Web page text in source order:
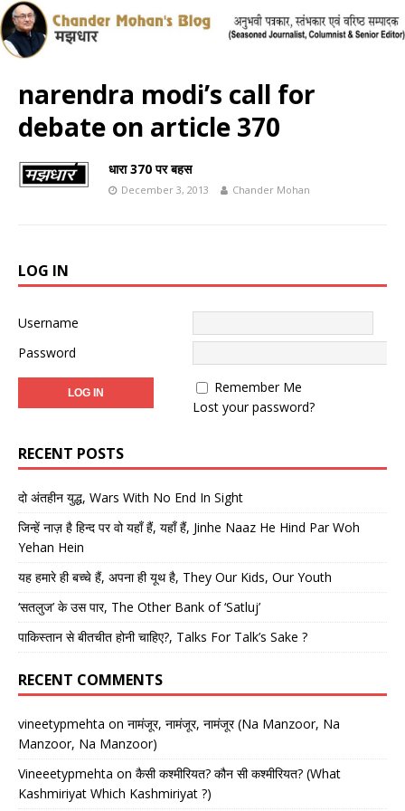
narendra modi’s call for
debate on article 370
धारा 370 पर बहस
December 3, 2013 Chander Mohan
LOG IN
Username
Password
Remember Me
Lost your password?
RECENT POSTS
दो अंतहीन युद्ध, Wars With No End In Sight
जिन्हें नाज़ है हिन्द पर वो यहाँ हैं, यहाँ हैं, Jinhe Naaz He Hind Par Woh
Yehan Hein
यह हमारे ही बच्चे हैं, अपना ही यूथ है, They Our Kids, Our Youth
‘सतलुज’ के उस पार, The Other Bank of ‘Satluj’
पाकिस्तान से बीतचीत होनी चाहिए?, Talks For Talk’s Sake ?
RECENT COMMENTS
vineetypmehta on नामंजूर, नामंजूर, नामंजूर (Na Manzoor, Na
Manzoor, Na Manzoor)
Vineeetypmehta on कैसी कश्मीरियत? कौन सी कश्मीरियत? (What
Kashmiriyat Which Kashmiriyat ?)